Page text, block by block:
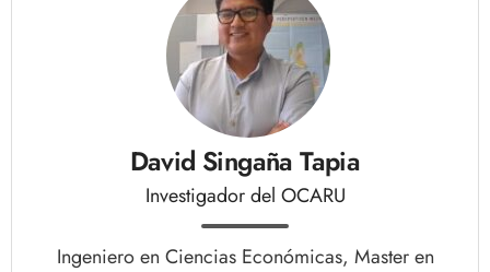
David Singaña Tapia
Investigador del OCARU
Ingeniero en Ciencias Económicas, Master en